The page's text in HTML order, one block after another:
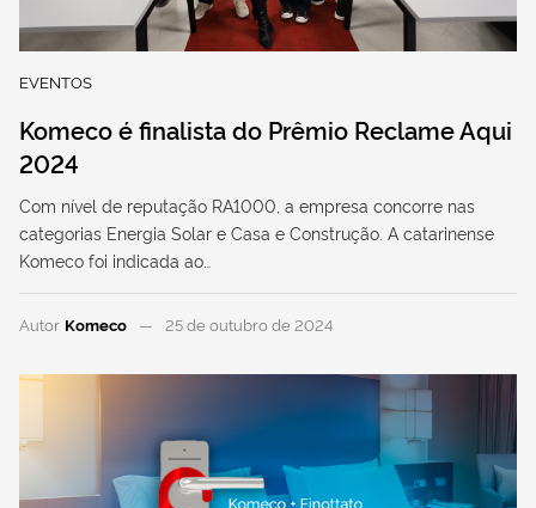
EVENTOS
Komeco é finalista do Prêmio Reclame Aqui
2024
Com nível de reputação RA1000, a empresa concorre nas
categorias Energia Solar e Casa e Construção. A catarinense
Komeco foi indicada ao…
Autor Komeco 25 de outubro de 2024